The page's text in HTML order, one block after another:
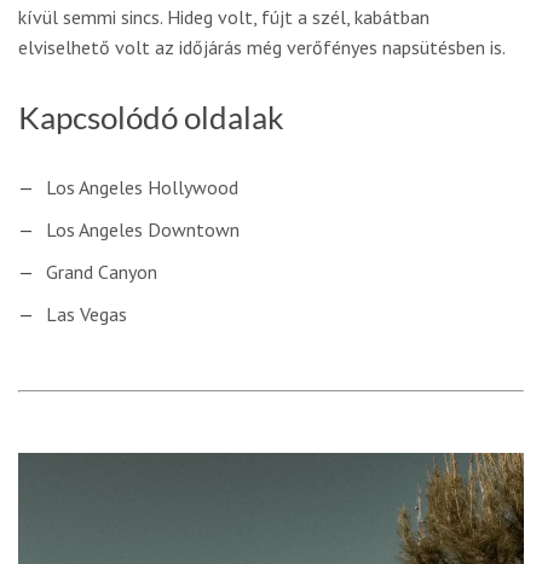
kívül semmi sincs. Hideg volt, fújt a szél, kabátban
elviselhető volt az időjárás még verőfényes napsütésben is.
Kapcsolódó oldalak
Los Angeles Hollywood
Los Angeles Downtown
Grand Canyon
Las Vegas